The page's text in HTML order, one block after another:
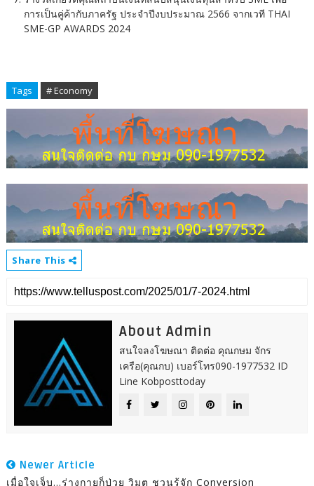
การเป็นคู่ค้ากับภาครัฐ ประจำปีงบประมาณ 2566 จากเวที THAI
SME-GP AWARDS 2024
Tags # Economy
Share This
About Admin
สนใจลงโฆษณา ติดต่อ คุณกษม จักร
เครือ(คุณกบ) เบอร์โทร090-1977532 ID
Line Kobposttoday
Newer Article
เมื่อใจเจ็บ...ร่างกายก็ป่วย วิมุต ชวนรู้จัก Conversion